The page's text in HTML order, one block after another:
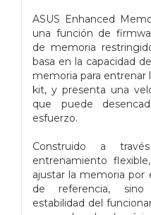
ASUS Enhanced
una función de
de memoria
basa en la capacidad
memoria para entrenar
kit, y presenta una
que puede
esfuerzo.
Construido a
entrenamiento
ajustar la memoria por
de referencia,
estabilidad del